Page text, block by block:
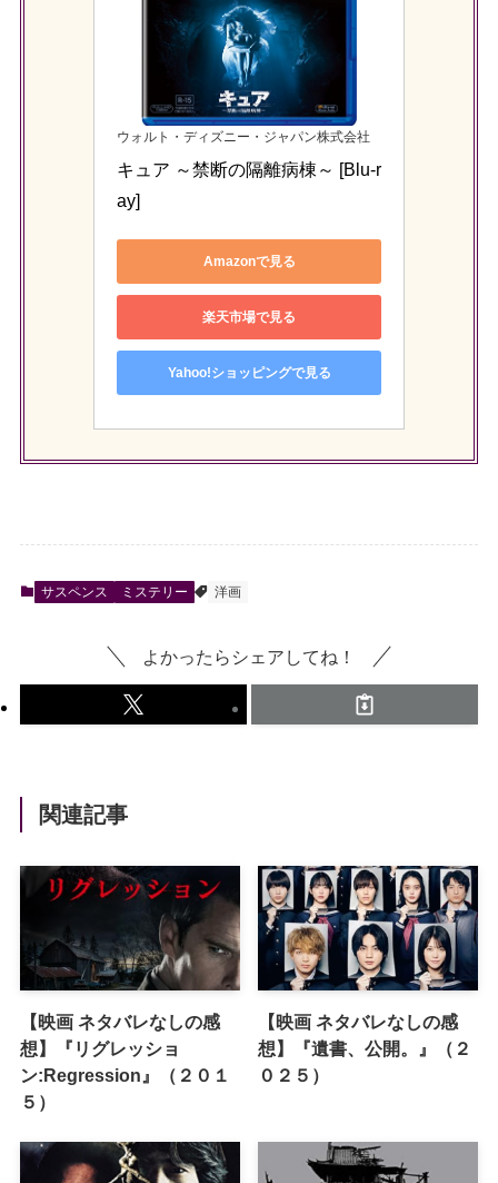
ウォルト・ディズニー・ジャパン株式会社
キュア ～禁断の隔離病棟～ [Blu-r
ay]
Amazonで見る
楽天市場で見る
Yahoo!ショッピングで見る
サスペンス ミステリー 洋画
よかったらシェアしてね！
関連記事
【映画 ネタバレなしの感
想】『リグレッショ
ン:Regression』（２０１
５）
【映画 ネタバレなしの感
想】『遺書、公開。』（２
０２５）